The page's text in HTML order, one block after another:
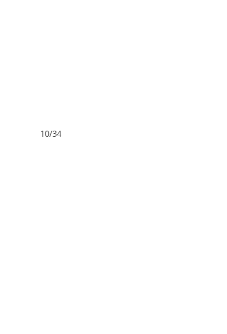
10/34